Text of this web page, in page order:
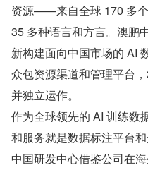
资源——来自全球 170 多
35 多种语言和方言。澳鹏
新构建面向中国市场的 AI
众包资源渠道和管理平台
并独立运作。
作为全球领先的 AI 训练数
和服务就是数据标注平台
中国研发中心借鉴公司在